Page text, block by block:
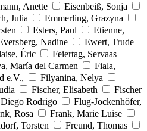
Anette
Eisenbeiß, Sonja
Julia
Emmerling, Grazyna
Esters, Paul
Etienne,
Nadine
Ewert, Trude
Éric
Feiertag, Servaas
María del Carmen
Fiala,
e.V.,
Filyanina, Nelya
Fischer, Elisabeth
Fischer
Rodrigo
Flug-Jockenhöfer,
Rosa
Frank, Marie Luise
Torsten
Freund, Thomas